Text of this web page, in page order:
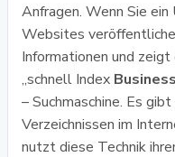
Anfragen. Wenn Sie
Websites
Informationen und
„schnell Index
– Suchmaschine. Es
Verzeichnissen im
nutzt diese Technik